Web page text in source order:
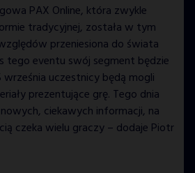
PAX Online, która zwykle
tradycyjnej, została w tym
przeniesiona do świata
tego eventu swój segment będzie
września uczestnicy będą mogli
prezentujące grę. Tego dnia
ciekawych informacji, na
czeka wielu graczy – dodaje Piotr
ALL IN WITH US!
OUR
UP TO DATE.
a free welcome gift for you!